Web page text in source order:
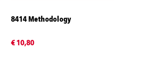
8414 Methodology
€ 10,80